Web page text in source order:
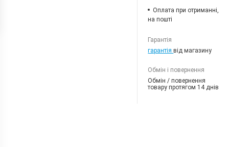
Оплата при отриманні,
на пошті
Гарантія
гарантіявід магазину
Обмін і повернення
Обмін / повернення
товару протягом 14 днів